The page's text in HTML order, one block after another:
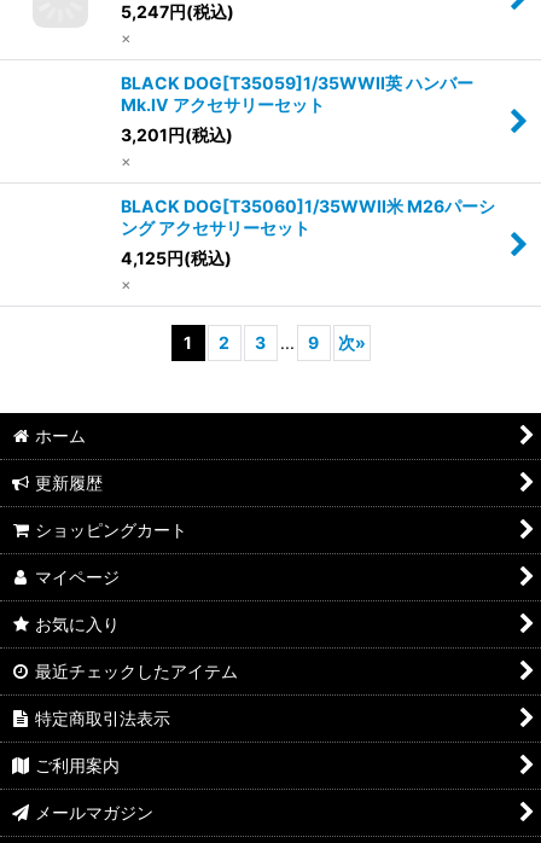
5,247円(税込)
×
BLACK DOG[T35059]1/35WWII英 ハンバー
Mk.IV アクセサリーセット
3,201円(税込)
×
BLACK DOG[T35060]1/35WWII米 M26パーシ
ング アクセサリーセット
4,125円(税込)
×
1 2 3 ... 9 次»
ホーム
更新履歴
ショッピングカート
マイページ
お気に入り
最近チェックしたアイテム
特定商取引法表示
ご利用案内
メールマガジン